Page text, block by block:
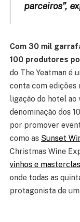
parceiros”,
Com 30 mil
100 produtores
do The Yeatman é
conta com edições
ligação do hotel ao
denominação dos
por promover
como as Sunset
Christmas Wine
vinhos e
onde todas as
protagonista de